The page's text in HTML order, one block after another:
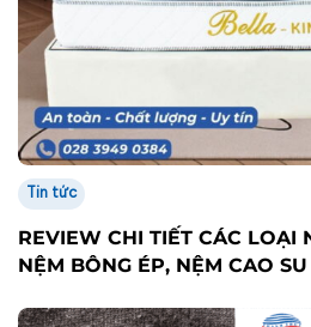
Tin tức
REVIEW CHI TIẾT CÁC LOẠI
NỆM BÔNG ÉP, NỆM CAO SU